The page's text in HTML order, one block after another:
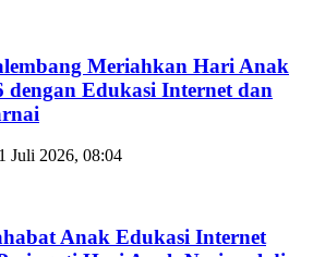
Meriahkan Hari Anak
dengan Edukasi Internet dan
Juli 2026, 08:04
Anak Edukasi Internet